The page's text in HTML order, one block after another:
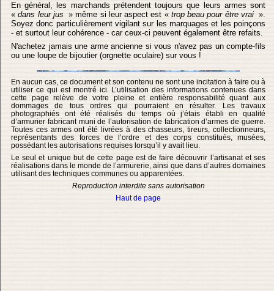
En général, les marchands prétendent toujours que leurs armes sont
«dans leur jus » même si leur aspect est « trop beau pour être vrai ».
Soyez donc particulièrement vigilant sur les marquages et les poinçons
- et surtout leur cohérence - car ceux-ci peuvent également être refaits.
N'achetez jamais une arme ancienne si vous n'avez pas un compte-fils
ou une loupe de bijoutier (orgnette oculaire) sur vous !
En aucun cas, ce document et son contenu ne sont une incitation à faire ou à
utiliser ce qui est montré ici. L’utilisation des informations contenues dans
cette page relève de votre pleine et entière responsabilité quant aux
dommages de tous ordres qui pourraient en résulter. Les travaux
photographiés ont été réalisés du temps où j’étais établi en qualité
d’armurier fabricant muni de l’autorisation de fabrication d’armes de guerre.
Toutes ces armes ont été livrées à des chasseurs, tireurs, collectionneurs,
représentants des forces de l’ordre et des corps constitués, musées,
possédant les autorisations requises lorsqu’il y avait lieu.
Le seul et unique but de cette page est de faire découvrir l’artisanat et ses
réalisations dans le monde de l’armurerie, ainsi que dans d’autres domaines
utilisant des techniques communes ou apparentées.
Reproduction interdite sans autorisation
Haut de page